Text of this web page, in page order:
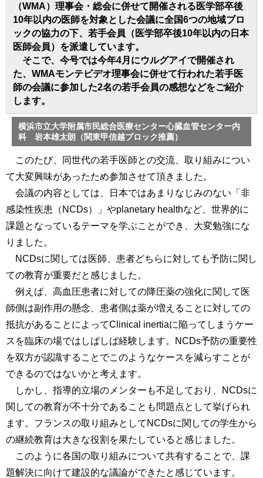
（WMA）理事会・総会に併せて開催される医学部卒後
10年以内の医師を対象とした会議に全国6つの地域ブロ
ックの協力の下、若手会員（医学部卒後10年以内の日本
医師会員）を派遣しています。
そこで、今号では今年4月にウルグアイで開催され
た、WMAモンテビデオ理事会に併せて行われた若手医
師の会議に参加した2名の若手会員の感想などをご紹介
します。
横浜市立大学附属市民総合医療センター心臓血管センター内
科 岩本雄太朗（関東甲信越ブロック推薦）
このたび、同世代の若手医師との交流、取り組みについ
て大変興味があったため参加させて頂きました。
会議の内容としては、日本ではあまりなじみのない「非
感染性疾患（NCDs）」やplanetary healthなど、世界的に
課題となっているテーマを学ぶことができ、大変勉強にな
りました。
NCDsに関しては医師、患者どちらに対しても予防に関し
ての教育が重要だと感じました。
例えば、高血圧患者に対しての降圧薬の強化に関して医
師側は副作用の懸念、患者側は薬が増えることに対しての
抵抗があることによってClinical inertiaに陥ってしまうケー
スを臨床の場ではしばしば経験します。NCDs予防の重要性
を双方が認識することでこのようなケースを減らすことが
できるのではないかと考えます。
しかし、指導的立場のメンターも不足しており、NCDsに
関しての教育が不十分であることも問題点として挙げられ
ます。フランスの取り組みとしてNCDsに関しての学生から
の継続教育は大きな役割を果たしていると感じました。
このように各国の取り組みについて共有することで、課
題解決に向けて建設的な議論ができたと感じています。